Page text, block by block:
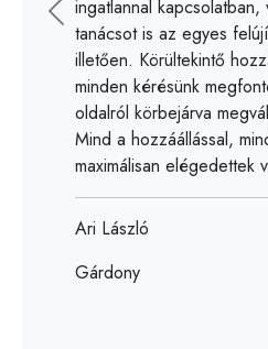
ingatlannal kapcsolatban,
tanácsot is az egyes
illetően. Körültekintő
minden kérésünk
oldalról körbejárva
Mind a hozzáállással,
maximálisan elégedettek
Ari László
Gárdony
Előző